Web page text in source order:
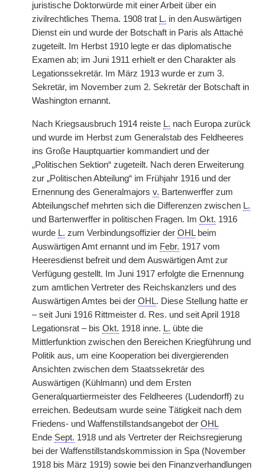
juristische Doktorwürde mit einer Arbeit über ein
zivilrechtliches Thema. 1908 trat L. in den Auswärtigen
Dienst ein und wurde der Botschaft in Paris als Attaché
zugeteilt. Im Herbst 1910 legte er das diplomatische
Examen ab; im Juni 1911 erhielt er den Charakter als
Legationssekretär. Im März 1913 wurde er zum 3.
Sekretär, im November zum 2. Sekretär der Botschaft in
Washington ernannt.
Nach Kriegsausbruch 1914 reiste L. nach Europa zurück
und wurde im Herbst zum Generalstab des Feldheeres
ins Große Hauptquartier kommandiert und der
„Politischen Sektion“ zugeteilt. Nach deren Erweiterung
zur „Politischen Abteilung“ im Frühjahr 1916 und der
Ernennung des Generalmajors v. Bartenwerffer zum
Abteilungschef mehrten sich die Differenzen zwischen L.
und Bartenwerffer in politischen Fragen. Im Okt. 1916
wurde L. zum Verbindungsoffizier der OHLbeim
Auswärtigen Amt ernannt und im Febr. 1917 vom
Heeresdienst befreit und dem Auswärtigen Amt zur
Verfügung gestellt. Im Juni 1917 erfolgte die Ernennung
zum amtlichen Vertreter des Reichskanzlers und des
Auswärtigen Amtes bei der OHL. Diese Stellung hatte er
– seit Juni 1916 Rittmeister d. Res. und seit April 1918
Legationsrat – bis Okt. 1918 inne. L. übte die
Mittlerfunktion zwischen den Bereichen Kriegführung und
Politik aus, um eine Kooperation bei divergierenden
Ansichten zwischen dem Staatssekretär des
Auswärtigen (Kühlmann) und dem Ersten
Generalquartiermeister des Feldheeres (Ludendorff) zu
erreichen. Bedeutsam wurde seine Tätigkeit nach dem
Friedens- und Waffenstillstandsangebot der OHL
Ende Sept. 1918 und als Vertreter der Reichsregierung
bei der Waffenstillstandskommission in Spa (November
1918 bis März 1919) sowie bei den Finanzverhandlungen